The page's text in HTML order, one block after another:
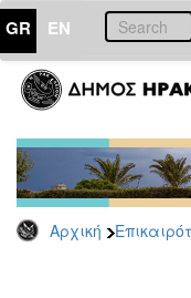
GR EN
Αρχική
ΕΠΙΚΑΙΡΟΤΗΤΑ
Τύπου
Αρχείο
2026
2025